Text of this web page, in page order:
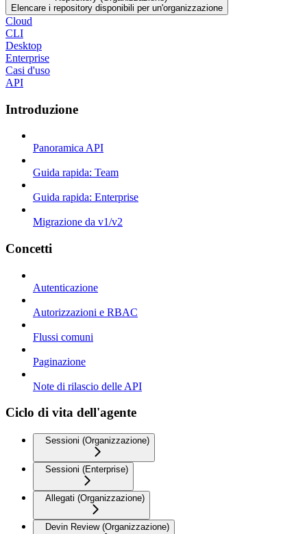
Elencare i repository disponibili per un'organizzazione
Cloud
CLI
Desktop
Enterprise
Casi d'uso
API
Introduzione
Panoramica API
Guida rapida: Team
Guida rapida: Enterprise
Migrazione da v1/v2
Concetti
Autenticazione
Autorizzazioni e RBAC
Flussi comuni
Paginazione
Note di rilascio delle API
Ciclo di vita dell'agente
Sessioni (Organizzazione)
Sessioni (Enterprise)
Allegati (Organizzazione)
Devin Review (Organizzazione)